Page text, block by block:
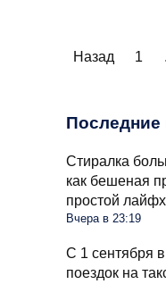
ПагинацияНазад 1
Последние
Стиралка
как бешеная
простой
Вчера в 23:19
С 1 сентября
поездок на